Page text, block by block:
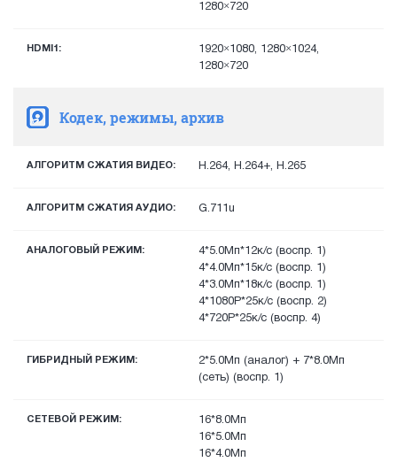
1280×720
HDMI1:
1920×1080, 1280×1024,
1280×720
Кодек, режимы, архив
АЛГОРИТМ СЖАТИЯ ВИДЕО: H.264, H.264+, H.265
АЛГОРИТМ СЖАТИЯ АУДИО: G.711u
АНАЛОГОВЫЙ РЕЖИМ:
4*5.0Мп*12к/с (воспр. 1)
4*4.0Мп*15к/с (воспр. 1)
4*3.0Мп*18к/с (воспр. 1)
4*1080P*25к/с (воспр. 2)
4*720P*25к/с (воспр. 4)
ГИБРИДНЫЙ РЕЖИМ:
2*5.0Мп (аналог) + 7*8.0Мп
(сеть) (воспр. 1)
СЕТЕВОЙ РЕЖИМ:
16*8.0Мп
16*5.0Мп
16*4.0Мп